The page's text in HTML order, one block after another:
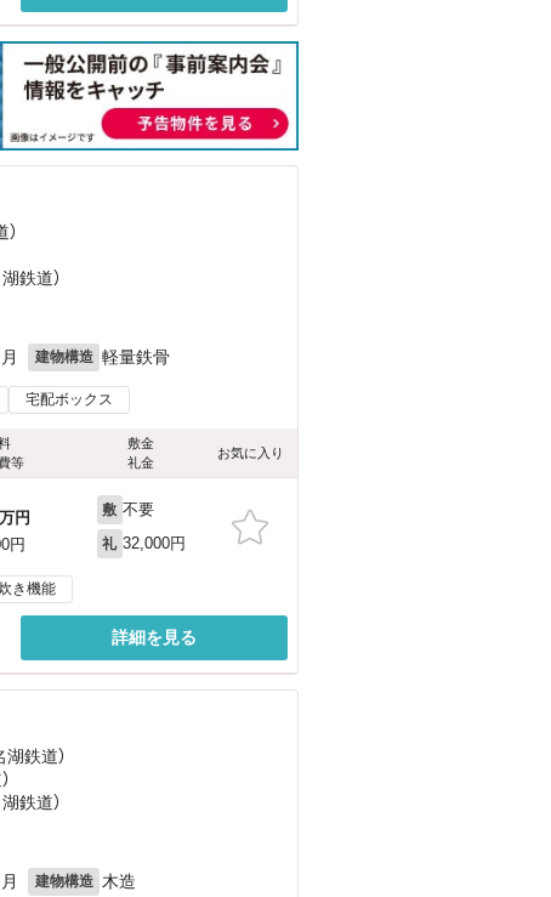
鉄道）
建物構造 軽量鉄骨
宅配ボックス
等
敷金
礼金
お気に入り
万円
円
敷 不要
礼 32,000円
き機能
詳細を見る
湖鉄道）
鉄道）
建物構造 木造